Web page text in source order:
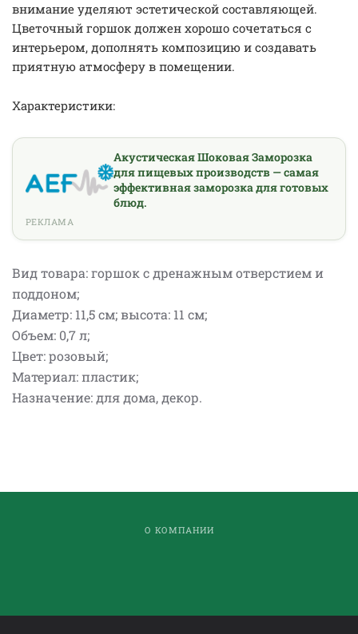
внимание уделяют эстетической составляющей.
Цветочный горшок должен хорошо сочетаться с
интерьером, дополнять композицию и создавать
приятную атмосферу в помещении.
Характеристики:
Акустическая Шоковая Заморозка
для пищевых производств — самая
эффективная заморозка для готовых
блюд.
РЕКЛАМА
Вид товара: горшок с дренажным отверстием и
поддоном;
Диаметр: 11,5 см; высота: 11 см;
Объем: 0,7 л;
Цвет: розовый;
Материал: пластик;
Назначение: для дома, декор.
О КОМПАНИИ